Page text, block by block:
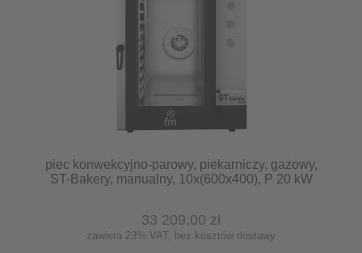
piec konwekcyjno-parowy, piekarniczy, gazowy,
ST-Bakery, manualny, 10x(600x400), P 20 kW
33 209,00 zł
zawiera 23% VAT, bez kosztów dostawy